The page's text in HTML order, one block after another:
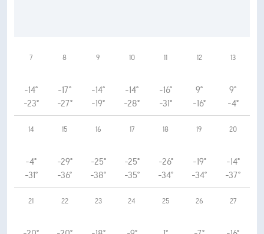
7
-14°
-23°
8
-17°
-27°
9
-14°
-19°
10
-14°
-28°
11
-16°
-31°
12
9°
-16°
13
9°
-4°
14
-4°
-31°
15
-29°
-36°
16
-25°
-38°
17
-25°
-35°
18
-26°
-34°
19
-19°
-34°
20
-14°
-37°
21 22 23 24 25 26 27